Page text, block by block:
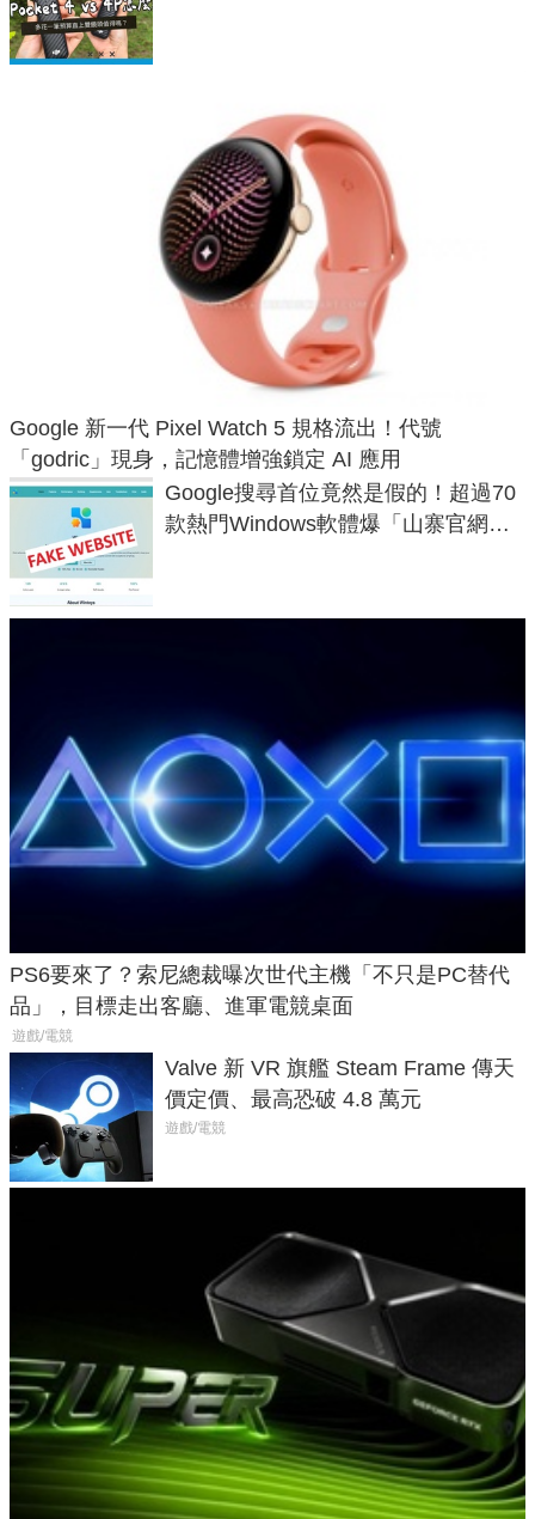
Google 新一代 Pixel Watch 5 規格流出！代號
「godric」現身，記憶體增強鎖定 AI 應用
Google搜尋首位竟然是假的！超過70
款熱門Windows軟體爆「山寨官網」
PS6要來了？索尼總裁曝次世代主機「不只是PC替代
品」，目標走出客廳、進軍電競桌面
遊戲/電競
Valve 新 VR 旗艦 Steam Frame 傳天
價定價、最高恐破 4.8 萬元
遊戲/電競